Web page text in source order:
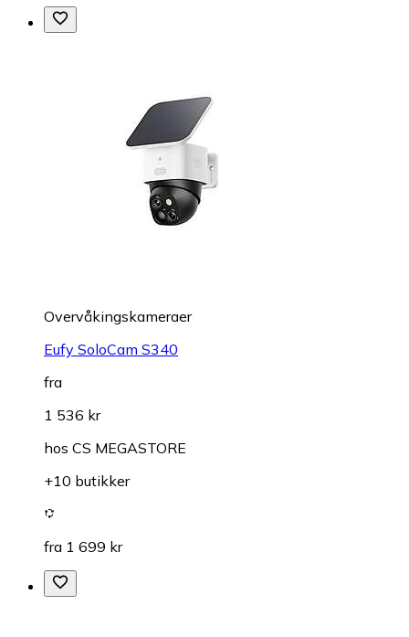
Overvåkings­kameraer
Eufy SoloCam S340
fra
1 536 kr
hos CS MEGASTORE
+10 butikker
fra 1 699 kr